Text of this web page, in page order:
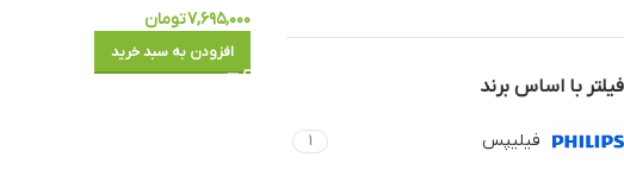
فیلتر با اساس برند
فیلیپس 1
۷,۶۹۵,۰۰۰تومان
افزودن به سبد خرید